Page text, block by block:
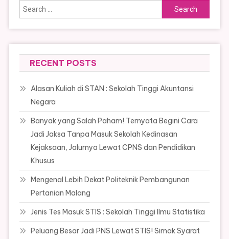
Search
for:
RECENT POSTS
Alasan Kuliah di STAN : Sekolah Tinggi Akuntansi
Negara
Banyak yang Salah Paham! Ternyata Begini Cara
Jadi Jaksa Tanpa Masuk Sekolah Kedinasan
Kejaksaan, Jalurnya Lewat CPNS dan Pendidikan
Khusus
Mengenal Lebih Dekat Politeknik Pembangunan
Pertanian Malang
Jenis Tes Masuk STIS : Sekolah Tinggi Ilmu Statistika
Peluang Besar Jadi PNS Lewat STIS! Simak Syarat